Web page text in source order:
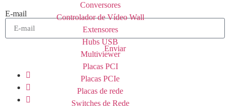
Conversores
Controlador de Vídeo Wall
Extensores
Hubs USB
Multiviewer
Placas PCI
Placas PCIe
Placas de rede
Switches de Rede
E-mail
Enviar